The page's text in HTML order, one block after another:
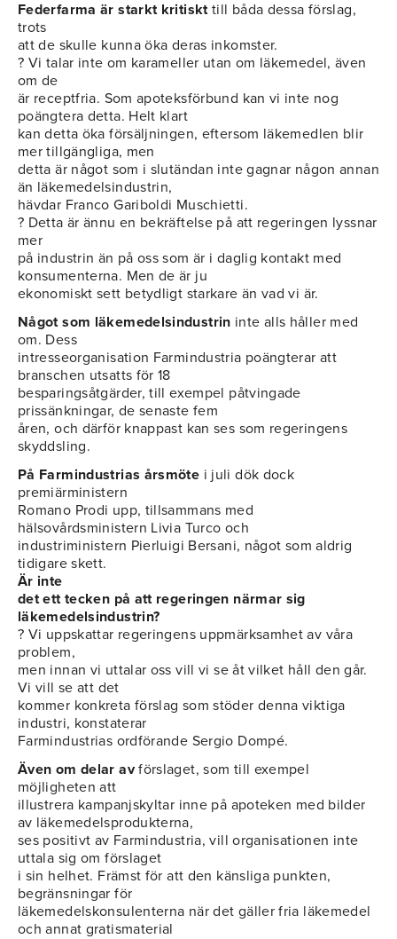
Federfarma är starkt kritiskttill båda dessa förslag,
trots
att de skulle kunna öka deras inkomster.
? Vi talar inte om karameller utan om läkemedel, även
om de
är receptfria. Som apoteksförbund kan vi inte nog
poängtera detta. Helt klart
kan detta öka försäljningen, eftersom läkemedlen blir
mer tillgängliga, men
detta är något som i slutändan inte gagnar någon annan
än läkemedelsindustrin,
hävdar Franco Gariboldi Muschietti.
? Detta är ännu en bekräftelse på att regeringen lyssnar
mer
på industrin än på oss som är i daglig kontakt med
konsumenterna. Men de är ju
ekonomiskt sett betydligt starkare än vad vi är.
Något som läkemedelsindustrin inte alls håller med
om. Dess
intresseorganisation Farmindustria poängterar att
branschen utsatts för 18
besparingsåtgärder, till exempel påtvingade
prissänkningar, de senaste fem
åren, och därför knappast kan ses som regeringens
skyddsling.
På Farmindustrias årsmöte i juli dök dock
premiärministern
Romano Prodi upp, tillsammans med
hälsovårdsministern Livia Turco och
industriministern Pierluigi Bersani, något som aldrig
tidigare skett.
Är inte
det ett tecken på att regeringen närmar sig
läkemedelsindustrin?
? Vi uppskattar regeringens uppmärksamhet av våra
problem,
men innan vi uttalar oss vill vi se åt vilket håll den går.
Vi vill se att det
kommer konkreta förslag som stöder denna viktiga
industri, konstaterar
Farmindustrias ordförande Sergio Dompé.
Även om delar avförslaget, som till exempel
möjligheten att
illustrera kampanjskyltar inne på apoteken med bilder
av läkemedelsprodukterna,
ses positivt av Farmindustria, vill organisationen inte
uttala sig om förslaget
i sin helhet. Främst för att den känsliga punkten,
begränsningar för
läkemedelskonsulenterna när det gäller fria läkemedel
och annat gratismaterial